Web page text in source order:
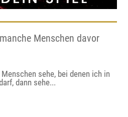
Menschen davor
sehe, bei denen ich in
dann sehe...